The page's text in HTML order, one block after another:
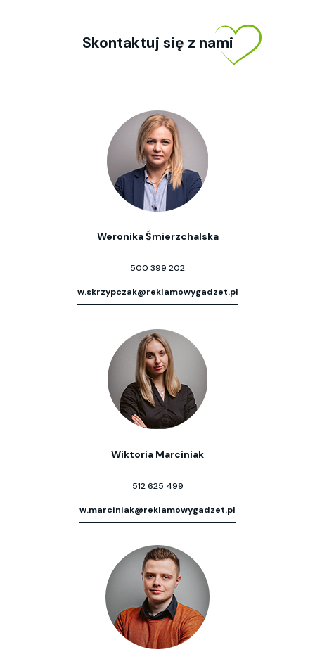
Skontaktuj się z nami
Weronika Śmierzchalska
500 399 202
w.skrzypczak@reklamowygadzet.pl
Wiktoria Marciniak
512 625 499
w.marciniak@reklamowygadzet.pl